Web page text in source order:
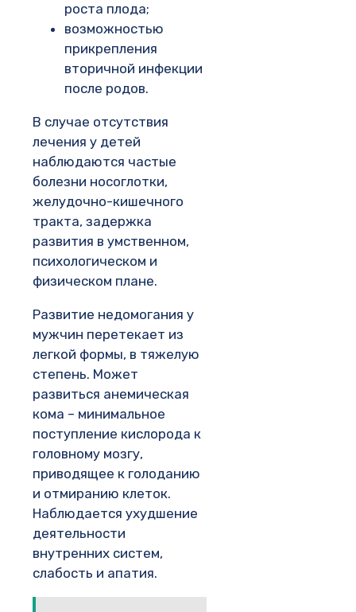
роста плода;
возможностью
прикрепления
вторичной инфекции
после родов.
В случае отсутствия
лечения у детей
наблюдаются частые
болезни носоглотки,
желудочно-кишечного
тракта, задержка
развития в умственном,
психологическом и
физическом плане.
Развитие недомогания у
мужчин перетекает из
легкой формы, в тяжелую
степень. Может
развиться анемическая
кома – минимальное
поступление кислорода к
головному мозгу,
приводящее к голоданию
и отмиранию клеток.
Наблюдается ухудшение
деятельности
внутренних систем,
слабость и апатия.